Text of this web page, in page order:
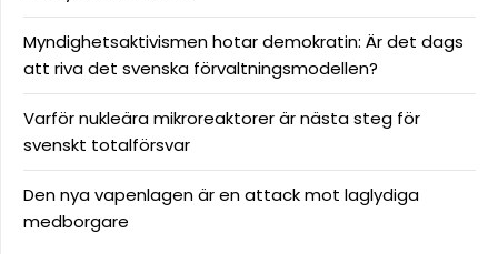
Myndighetsaktivismen hotar demokratin: Är det dags
att riva det svenska förvaltningsmodellen?
Varför nukleära mikroreaktorer är nästa steg för
svenskt totalförsvar
Den nya vapenlagen är en attack mot laglydiga
medborgare